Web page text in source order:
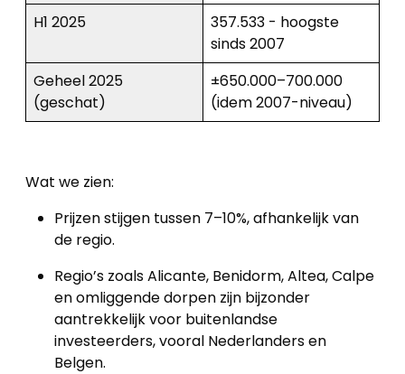
projecten
Alle
Panden
team
Ons
kantoor
H1 2025
357.533 - hoogste
sinds 2007
Geheel 2025
(geschat)
±650.000–700.000
(idem 2007-niveau)
Wat we zien:
Prijzen stijgen tussen 7–10%, afhankelijk van
de regio.
Regio’s zoals Alicante, Benidorm, Altea, Calpe
en omliggende dorpen zijn bijzonder
aantrekkelijk voor buitenlandse
investeerders, vooral Nederlanders en
Belgen.